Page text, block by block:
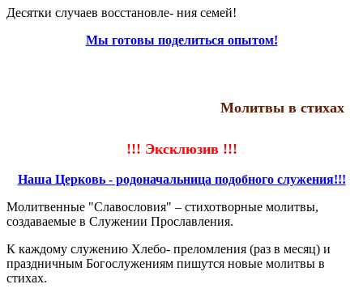
Десятки случаев восстановле- ния семей!
Мы готовы поделиться опытом!
Молитвы в стихах
!!! Эксклюзив !!!
Наша Церковь - родоначальница подобного служения!!!
Молитвенные "Славословия" – стихотворные молитвы,
создаваемые в Служении Прославления.
К каждому служению Хлебо- преломления (раз в месяц) и
праздничным Богослужениям пишутся новые молитвы в
стихах.